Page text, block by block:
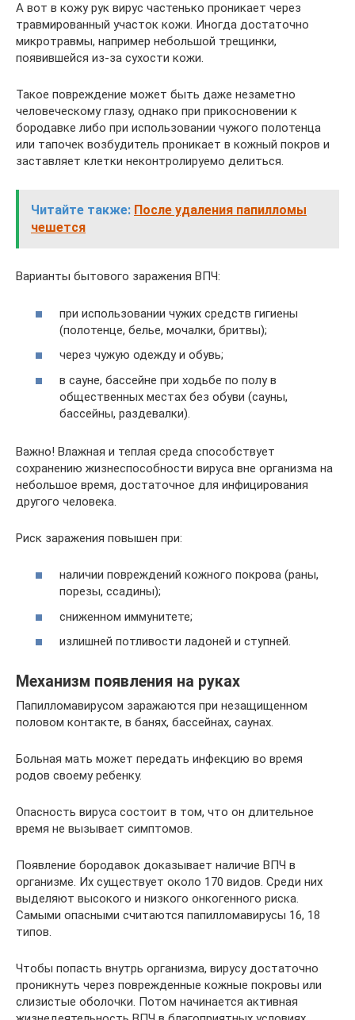
А вот в кожу рук вирус частенько проникает через
травмированный участок кожи. Иногда достаточно
микротравмы, например небольшой трещинки,
появившейся из-за сухости кожи.
Такое повреждение может быть даже незаметно
человеческому глазу, однако при прикосновении к
бородавке либо при использовании чужого полотенца
или тапочек возбудитель проникает в кожный покров и
заставляет клетки неконтролируемо делиться.
Читайте также: После удаления папилломы
чешется
Варианты бытового заражения ВПЧ:
при использовании чужих средств гигиены
(полотенце, белье, мочалки, бритвы);
через чужую одежду и обувь;
в сауне, бассейне при ходьбе по полу в
общественных местах без обуви (сауны,
бассейны, раздевалки).
Важно! Влажная и теплая среда способствует
сохранению жизнеспособности вируса вне организма на
небольшое время, достаточное для инфицирования
другого человека.
Риск заражения повышен при:
наличии повреждений кожного покрова (раны,
порезы, ссадины);
сниженном иммунитете;
излишней потливости ладоней и ступней.
Механизм появления на руках
Папилломавирусом заражаются при незащищенном
половом контакте, в банях, бассейнах, саунах.
Больная мать может передать инфекцию во время
родов своему ребенку.
Опасность вируса состоит в том, что он длительное
время не вызывает симптомов.
Появление бородавок доказывает наличие ВПЧ в
организме. Их существует около 170 видов. Среди них
выделяют высокого и низкого онкогенного риска.
Самыми опасными считаются папилломавирусы 16, 18
типов.
Чтобы попасть внутрь организма, вирусу достаточно
проникнуть через поврежденные кожные покровы или
слизистые оболочки. Потом начинается активная